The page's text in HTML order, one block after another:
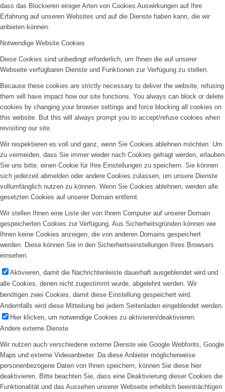
dass das Blockieren einiger Arten von Cookies Auswirkungen auf Ihre
Erfahrung auf unseren Websites und auf die Dienste haben kann, die wir
anbieten können.
Notwendige Website Cookies
Diese Cookies sind unbedingt erforderlich, um Ihnen die auf unserer
Webseite verfügbaren Dienste und Funktionen zur Verfügung zu stellen.
Because these cookies are strictly necessary to deliver the website, refusing
them will have impact how our site functions. You always can block or delete
cookies by changing your browser settings and force blocking all cookies on
this website. But this will always prompt you to accept/refuse cookies when
revisiting our site.
Wir respektieren es voll und ganz, wenn Sie Cookies ablehnen möchten. Um
zu vermeiden, dass Sie immer wieder nach Cookies gefragt werden, erlauben
Sie uns bitte, einen Cookie für Ihre Einstellungen zu speichern. Sie können
sich jederzeit abmelden oder andere Cookies zulassen, um unsere Dienste
vollumfänglich nutzen zu können. Wenn Sie Cookies ablehnen, werden alle
gesetzten Cookies auf unserer Domain entfernt.
Wir stellen Ihnen eine Liste der von Ihrem Computer auf unserer Domain
gespeicherten Cookies zur Verfügung. Aus Sicherheitsgründen können wie
Ihnen keine Cookies anzeigen, die von anderen Domains gespeichert
werden. Diese können Sie in den Sicherheitseinstellungen Ihres Browsers
einsehen.
Aktivieren, damit die Nachrichtenleiste dauerhaft ausgeblendet wird und
alle Cookies, denen nicht zugestimmt wurde, abgelehnt werden. Wir
benötigen zwei Cookies, damit diese Einstellung gespeichert wird.
Andernfalls wird diese Mitteilung bei jedem Seitenladen eingeblendet werden.
Hier klicken, um notwendige Cookies zu aktivieren/deaktivieren.
Andere externe Dienste
Wir nutzen auch verschiedene externe Dienste wie Google Webfonts, Google
Maps und externe Videoanbieter. Da diese Anbieter möglicherweise
personenbezogene Daten von Ihnen speichern, können Sie diese hier
deaktivieren. Bitte beachten Sie, dass eine Deaktivierung dieser Cookies die
Funktionalität und das Aussehen unserer Webseite erheblich beeinträchtigen